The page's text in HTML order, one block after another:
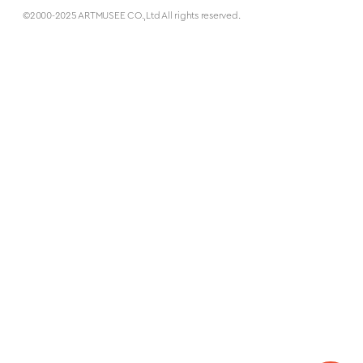
©2000-2025 ARTMUSEE CO.,Ltd All rights reserved.